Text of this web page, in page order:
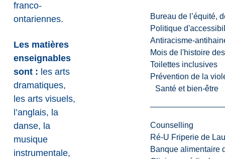
Bureau de l’équité,
Politique
Antiracisme-
Mois de l'histoire
Toilettes inclusives
Prévention de la
Santé et bien-être
Counselling
Ré-U Friperie de
Banque alimentaire
franco-
ontariennes.
Les matières
enseignables
sont : les arts
dramatiques,
les arts visuels,
l’anglais, la
danse, la
musique
instrumentale,